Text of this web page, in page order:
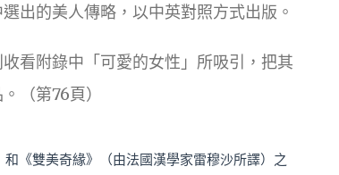
出的美人傳略，以中英對照方式出版。
看附錄中「可愛的女性」所吸引，把其
（第76頁）
《雙美奇緣》（由法國漢學家雷穆沙所譯）之